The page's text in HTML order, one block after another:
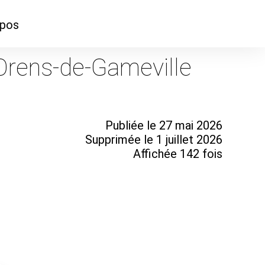
de-Gameville
Publiée le 27 mai 2026
Supprimée le 1 juillet 2026
Affichée 142 fois